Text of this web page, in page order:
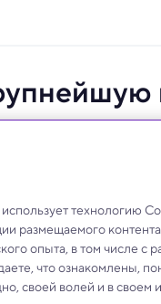
технологию
размещаемого
опыта, в том числе
что ознакомлены,
своей волей и в своем